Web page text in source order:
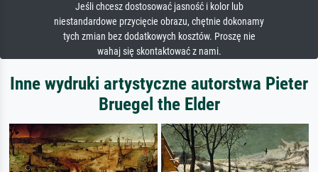
Jeśli chcesz dostosować jasność i kolor lub
niestandardowe przycięcie obrazu, chętnie dokonamy
tych zmian bez dodatkowych kosztów. Proszę nie
wahaj się skontaktować z nami.
Inne wydruki artystyczne autorstwa Pieter
Bruegel the Elder